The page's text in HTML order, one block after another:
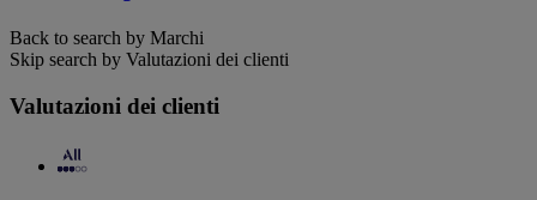
Back to search by Marchi
Skip search by Valutazioni dei clienti
Valutazioni dei clienti